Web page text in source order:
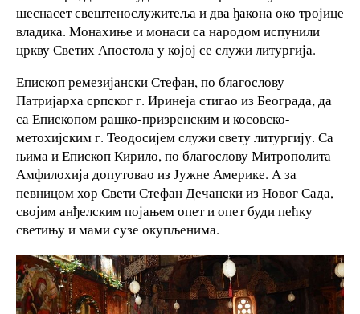
шеснасет свештенослужитеља и два ђакона око тројице
владика. Монахиње и монаси са народом испунили
цркву Светих Апостола у којој се служи литургија.
Епископ ремезијански Стефан, по благослову
Патријарха српског г. Иринеја стигао из Београда, да
са Епископом рашко-призренским и косовско-
метохијским г. Теодосијем служи свету литургију. Са
њима и Епископ Кирило, по благослову Митрополита
Амфилохија допутовао из Јужне Америке. А за
певницом хор Свети Стефан Дечански из Новог Сада,
својим анђелским појањем опет и опет буди пећку
светињу и мами сузе окупљенима.